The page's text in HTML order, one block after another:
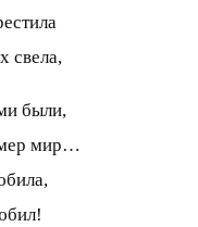
свела,
были,
мир…